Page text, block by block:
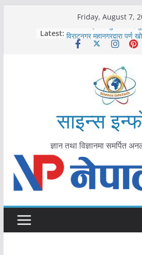
Friday, August 7,
Latest:
कोरोना संक्रमण पुष्टिपछि
विराटनगर महानगरद्वारा पूर्ण
तयारी
आयुर्वेद चिकित्सा प्रणालीको
मुख्यमन्त्री शाह
काभ्रेपलाञ्चोकमा आयुर्वेद
साइन्स
ज्ञान तथा विज्ञानमा समर्पित